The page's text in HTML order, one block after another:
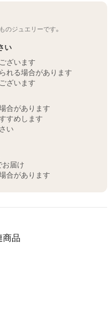
のジュエリーです。
い
ざいます
れる場合があります
ざいます
合があります
すめします
い
お届け
合があります
商品